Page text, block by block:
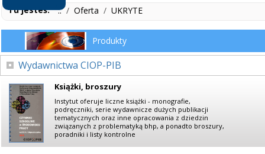
Tu jesteś: ../ Oferta / UKRYTE
Produkty
Wydawnictwa CIOP-PIB
Książki, broszury
Instytut oferuje liczne książki - monografie,
podręczniki, serie wydawnicze dużych publikacji
tematycznych oraz inne opracowania z dziedzin
związanych z problematyką bhp, a ponadto broszury,
poradniki i listy kontrolne